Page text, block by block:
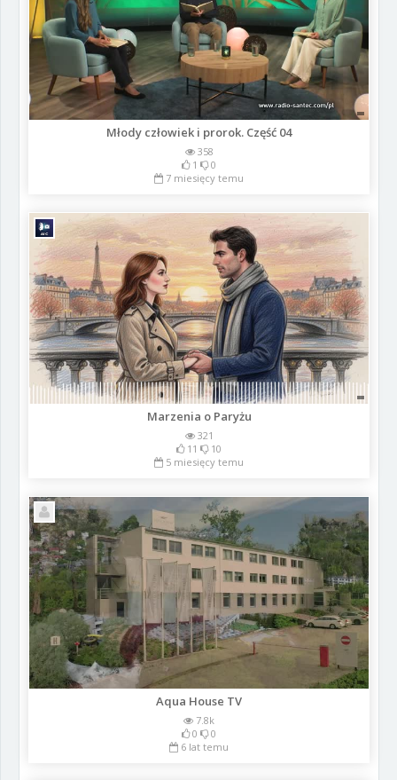
Młody człowiek i prorok. Część 04
358
1
0
7 miesięcy temu
Marzenia o Paryżu
321
11
10
5 miesięcy temu
Aqua House TV
7.8k
0
0
6 lat temu